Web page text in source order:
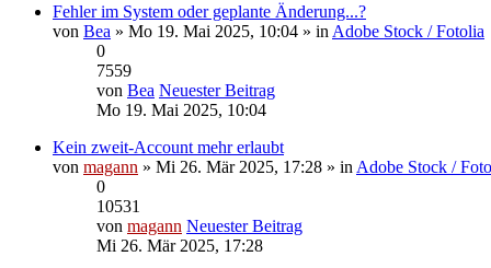
Fehler im System oder geplante Änderung...?
von Bea » Mo 19. Mai 2025, 10:04 » in Adobe Stock / Fotolia
0
7559
von Bea Neuester Beitrag
Mo 19. Mai 2025, 10:04
Kein zweit-Account mehr erlaubt
von magann » Mi 26. Mär 2025, 17:28 » in Adobe Stock /
0
10531
von magann Neuester Beitrag
Mi 26. Mär 2025, 17:28